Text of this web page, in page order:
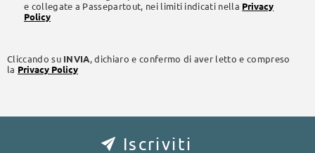
e collegate a Passepartout, nei limiti indicati nella Privacy
Policy
Cliccando su INVIA, dichiaro e confermo di aver letto e compreso
la Privacy Policy